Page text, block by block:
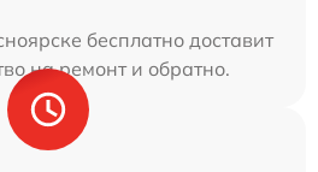
бесплатно доставит
на ремонт и обратно.